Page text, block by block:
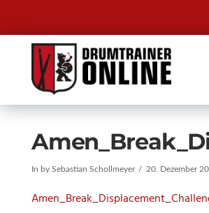
In by Sebastian Schollmeyer 20. Dezember